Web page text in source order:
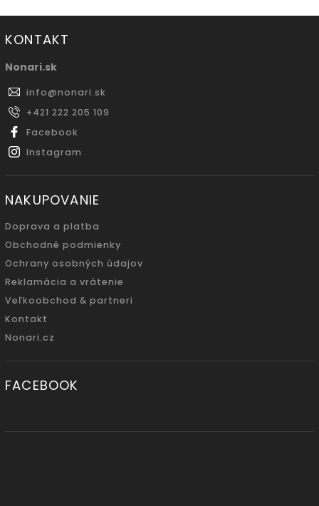
KONTAKT
Nonari.sk
info@nonari.sk
+421 222 205 109
Facebook
Instagram
NAKUPOVANIE
Doprava a platba
Obchodné podmienky
Ochrany osobných údajov
Reklamácia a vrátenie
Veľkoobchod & partneri
Kontakt
Nonari.cz
FACEBOOK